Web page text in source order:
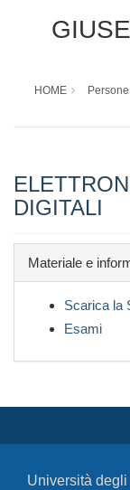
HOME Persone
DIGITALI
Materiale e
Scarica la
Esami
Università